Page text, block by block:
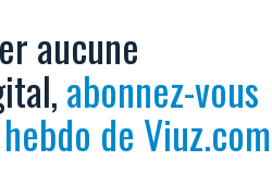
aucune
abonnez-vous
de Viuz.com